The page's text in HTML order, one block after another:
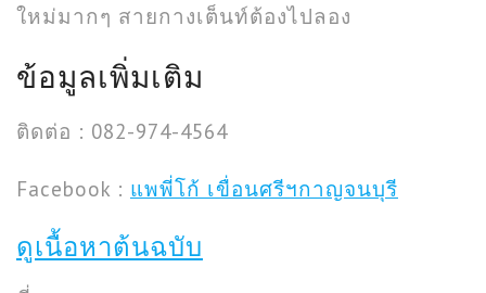
ใหม่มากๆ สายกางเต็นท์ต้องไปลอง
ข้อมูลเพิ่มเติม
ติดต่อ : 082-974-4564
Facebook : แพพี่โก้ เขื่อนศรีฯกาญจนบุรี
ดูเนื้อหาต้นฉบับ